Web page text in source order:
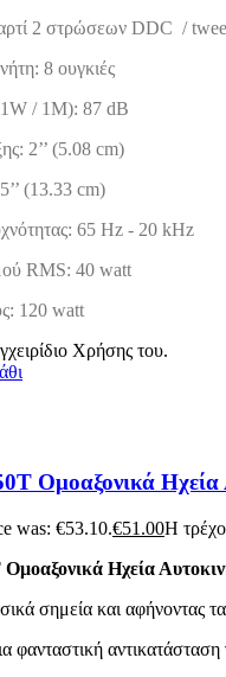
2 στρώσεων DDC /
8 ουγκιές
/ 1M): 87 dB
2’’ (5.08 cm)
(13.33 cm)
65 Hz - 20 kHz
RMS: 40 watt
120 watt
Χρήσης του.
Ομοαξονικά
was: €53.10.€51.00Η
Ηχεία
σημεία και αφήνοντας
φανταστική